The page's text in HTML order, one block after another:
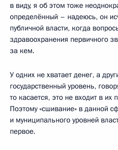
в виду, я об этом тоже
определённый – надеюсь, он
публичной власти, когда
здравоохранения первичного
за кем.
У одних не хватает денег, а
государственный уровень,
то касается, это не входит в их
Поэтому «сшивание» в данной
и муниципального уровней
первое.